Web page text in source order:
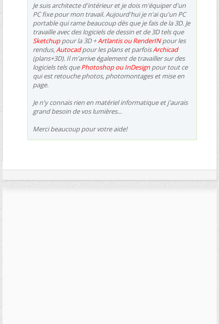
Je suis architecte d'intérieur et je dois m'équiper d'un
PC fixe pour mon travail. Aujourd'hui je n'ai qu'un PC
portable qui rame beaucoup dès que je fais de la 3D. Je
travaille avec des logiciels de dessin et de 3D tels que
Sketchuppour la 3D +Artlantis ou RenderINpour les
rendus,Autocadpour les plans et parfoisArchicad
(plans+3D). Il m'arrive également de travailler sur des
logiciels tels quePhotoshop ou InDesignpour tout ce
qui est retouche photos, photomontages et mise en
page.
Je n'y connais rien en matériel informatique et j'aurais
grand besoin de vos lumières...
Merci beaucoup pour votre aide!